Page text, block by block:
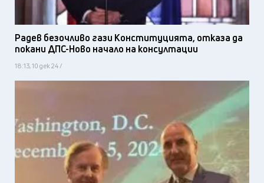
Радев безочливо гази Конституцията, отказа да
покани ДПС-Ново начало на консултации
18:13, 10 дек 24 /